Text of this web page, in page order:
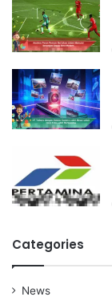
Categories
News